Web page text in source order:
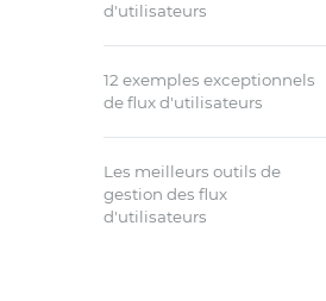
d'utilisateurs
12 exemples exceptionnels
de flux d'utilisateurs
Les meilleurs outils de
gestion des flux
d'utilisateurs